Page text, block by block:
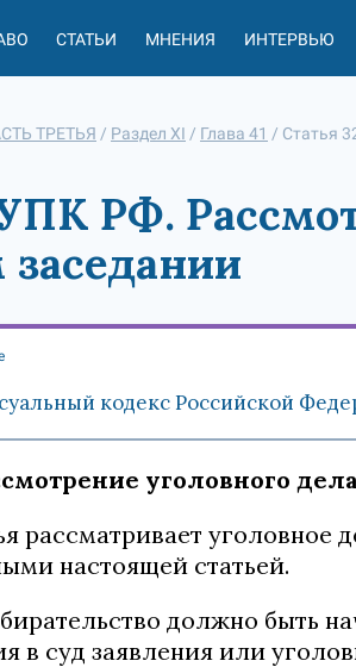
СТАТЬИ МНЕНИЯ ИНТЕРВЬЮ
ТРЕТЬЯ / Раздел XI / Глава 41 / Статья
РФ.
кодекс Российской
уголовного
рассматривает уголовное
настоящей статьей.
должно быть
в суд заявления или